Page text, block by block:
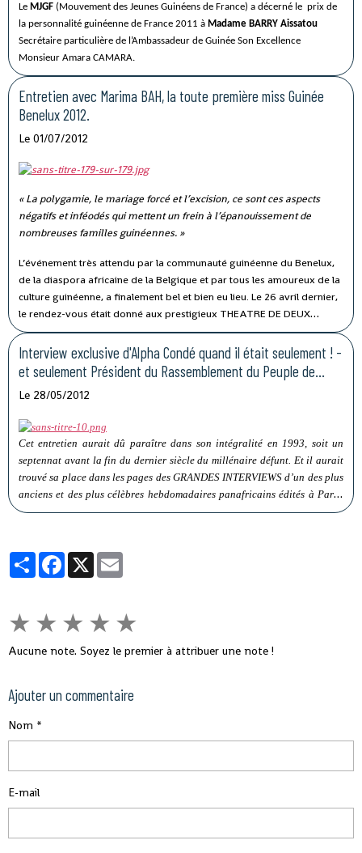
Le MJGF (Mouvement des Jeunes Guinéens de France) a décerné le prix de
la personnalité guinéenne de France 2011 à Madame BARRY Aissatou
Secrétaire particulière de l’Ambassadeur de Guinée Son Excellence
Monsieur Amara CAMARA.
Entretien avec Marima BAH, la toute première miss Guinée
Benelux 2012.
Le 01/07/2012
« La polygamie, le mariage forcé et l’excision, ce sont ces aspects
négatifs et inféodés qui mettent un frein à l’épanouissement de
nombreuses familles guinéennes. »
L’événement très attendu par la communauté guinéenne du Benelux,
de la diaspora africaine de la Belgique et par tous les amoureux de la
culture guinéenne, a finalement bel et bien eu lieu. Le 26 avril dernier,
le rendez-vous était donné aux prestigieux THEATRE DE DEUX
GARES, à Bruxelles pour la célébration de la grande fête guinéenne
au cœur de la capitale européenne.
Interview exclusive d'Alpha Condé quand il était seulement ! -
et seulement Président du Rassemblement du Peuple de
Guinéen
Le 28/05/2012
Cet entretien aurait dû paraître dans son intégralité en 1993, soit un
septennat avant la fin du dernier siècle du millénaire défunt. Et il aurait
trouvé sa place dans les pages des GRANDES INTERVIEWS d’un des plus
anciens et des plus célèbres hebdomadaires panafricains édités à Paris.
L’Actualité chaude de l’époque l’y avait réduit à un simple encart d’une
PartagerFacebook
X
★ ★ ★ ★ ★
Aucune note. Soyez le premier à attribuer une note !
Ajouter un commentaire
Nom
E-mail